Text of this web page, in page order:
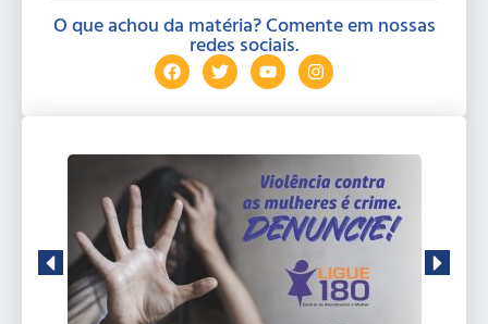
O que achou da matéria? Comente em nossas
redes sociais.